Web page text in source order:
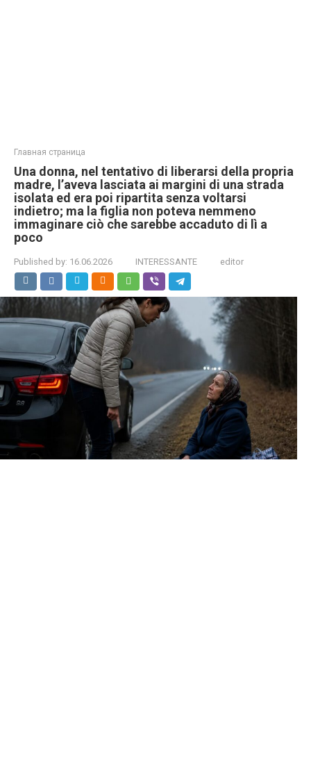
Главная страница
Una donna, nel tentativo di liberarsi della propria
madre, l’aveva lasciata ai margini di una strada
isolata ed era poi ripartita senza voltarsi
indietro; ma la figlia non poteva nemmeno
immaginare ciò che sarebbe accaduto di lì a
poco
Published by: 16.06.2026 INTERESSANTE editor